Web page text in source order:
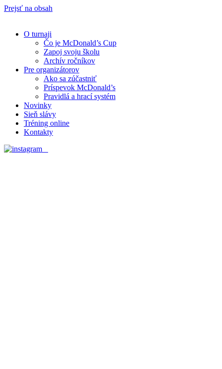
Prejsť na obsah
O turnaji
Čo je McDonald’s Cup
Zapoj svoju školu
Archív ročníkov
Pre organizátorov
Ako sa zúčastniť
Príspevok McDonald’s
Pravidlá a hrací systém
Novinky
Sieň slávy
Tréning online
Kontakty